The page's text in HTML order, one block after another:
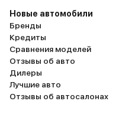
дизеля на прадиках не
дотягивали до этого. Что ещё
мне понравилось -
вентиляцией (вентиляция
реальная, она прямо
там стоит вентилятор, на
максимальной мощности
даже немного слышно)
работают, они реально
Новые автомобили
Бренды
Кредиты
Сравнения моделей
Отзывы об авто
Дилеры
Лучшие авто
Отзывы об автосалонах